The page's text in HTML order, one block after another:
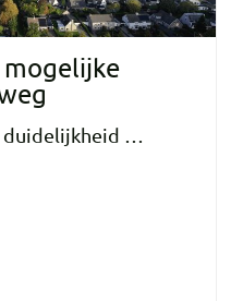
…